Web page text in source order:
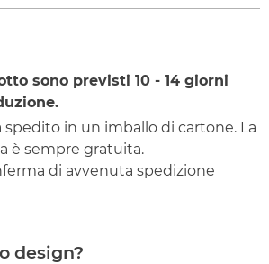
sono previsti 10 - 14 giorni
spedito in un imballo di cartone. La
è sempre gratuita.
di avvenuta spedizione
design?